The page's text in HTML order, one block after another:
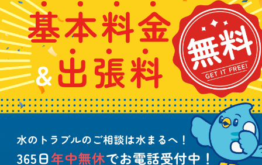
合
わ
せ
は
こ
ち
ら
本
料
金
&
出
張
料
無
料
漏
れ
や
詰
ま
り
、
水
の
ラ
ブ
6
日
年
中
無
休
で
お
話
受